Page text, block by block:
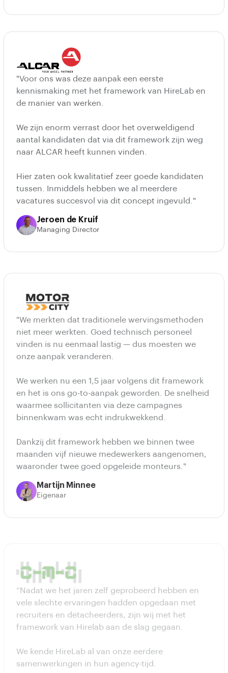
"Voor ons was deze aanpak een eerste
kennismaking met het framework van HireLab en
de manier van werken.
We zijn enorm verrast door het overweldigend
aantal kandidaten dat via dit framework zijn weg
naar ALCAR heeft kunnen vinden.
Hier zaten ook kwalitatief zeer goede kandidaten
tussen. Inmiddels hebben we al meerdere
vacatures succesvol via dit concept ingevuld."
Jeroen de Kruif
Managing Director
"We merkten dat traditionele wervingsmethoden
niet meer werkten. Goed technisch personeel
vinden is nu eenmaal lastig — dus moesten we
onze aanpak veranderen.
We werken nu een 1,5 jaar volgens dit framework
en het is ons go-to-aanpak geworden. De snelheid
waarmee sollicitanten via deze campagnes
binnenkwam was echt indrukwekkend.
Dankzij dit framework hebben we binnen twee
maanden vijf nieuwe medewerkers aangenomen,
waaronder twee goed opgeleide monteurs."
Martijn Minnee
Eigenaar
“Nadat we het jaren zelf geprobeerd hebben en
vele slechte ervaringen hadden opgedaan met
recruiters en detacheerders, zijn wij met het
framework van Hirelab aan de slag gegaan.
samenwerkingen in hun agency-tijd.